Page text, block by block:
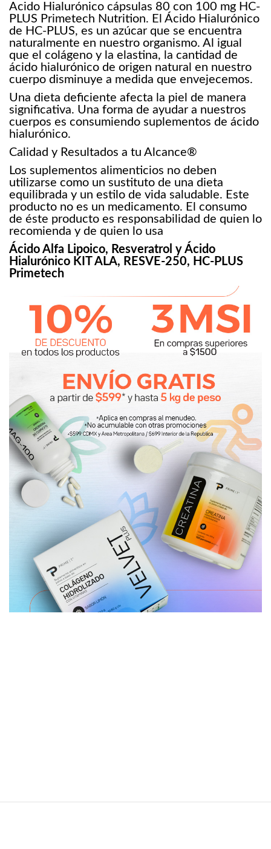
Acido Hialurónico cápsulas 80 con 100 mg HC-
PLUS Primetech Nutrition. El Ácido Hialurónico
de HC-PLUS, es un azúcar que se encuentra
naturalmente en nuestro organismo. Al igual
que el colágeno y la elastina, la cantidad de
ácido hialurónico de origen natural en nuestro
cuerpo disminuye a medida que envejecemos.
Una dieta deficiente afecta la piel de manera
significativa. Una forma de ayudar a nuestros
cuerpos es consumiendo suplementos de ácido
hialurónico.
Calidad y Resultados a tu Alcance®
Los suplementos alimenticios no deben
utilizarse como un sustituto de una dieta
equilibrada y un estilo de vida saludable. Este
producto no es un medicamento. El consumo
de éste producto es responsabilidad de quien lo
recomienda y de quien lo usa
Ácido Alfa Lipoico, Resveratrol y Ácido
Hialurónico KIT ALA, RESVE-250, HC-PLUS
Primetech